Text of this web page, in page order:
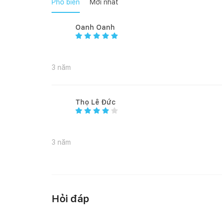
Độ dày cửa:-Thân khóa nhỏ: 35 - 60 mm-Thân khóa
Độ hở khe cửa: Tối thiểu 3 mm
viên)- 1 Hướng dẫn sử dụng- 1 Hướng dẫn lắp đặt
Phổ biến Mới nhất
Oanh Oanh
3 năm
Thọ Lê Đức
3 năm
Hỏi đáp